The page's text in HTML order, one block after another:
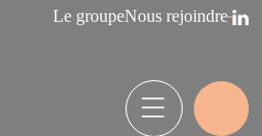
Le groupeNous rejoindre